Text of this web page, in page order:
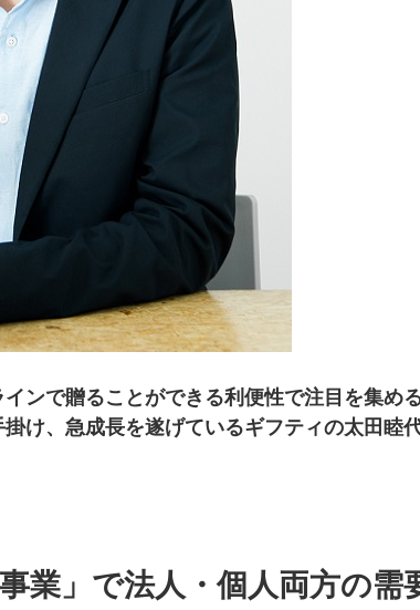
ンで贈ることができる利便性で注目を集め
け、急成長を遂げているギフティの太田睦
業」で法人・個人両方の需